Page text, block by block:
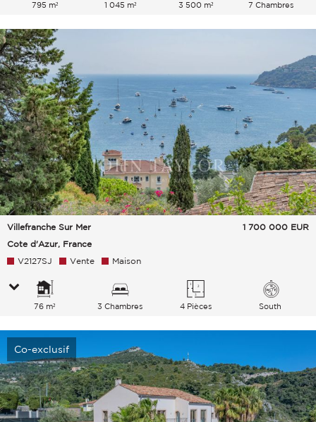
795 m² 1 045 m² 3 500 m² 7 Chambres
Villefranche Sur Mer
Cote d'Azur, France
1 700 000 EUR
V2127SJ Vente Maison
76 m² 3 Chambres 4 Pièces South
Co-exclusif